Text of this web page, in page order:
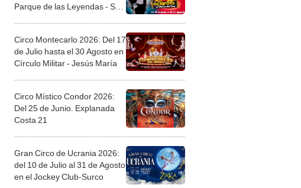
Parque de las Leyendas - San
Circo Montecarlo 2026: Del 17
de Julio hasta el 30 Agosto en
Círculo Militar - Jesús María
Circo Místico Condor 2026:
Del 25 de Junio. Explanada
Costa 21
Gran Circo de Ucrania 2026:
del 10 de Julio al 31 de Agosto
en el Jockey Club-Surco